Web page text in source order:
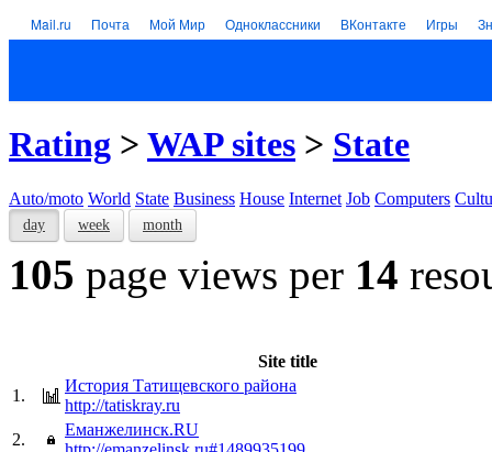
Mail.ru Почта Мой Мир Одноклассники ВКонтакте Игры
Rating > WAP sites > State
Auto/moto World State Business House Internet Job Computers
day week month
105 page views per 14
Site title
1.
История Татищевского района
http://tatiskray.ru
2.
Еманжелинск.RU